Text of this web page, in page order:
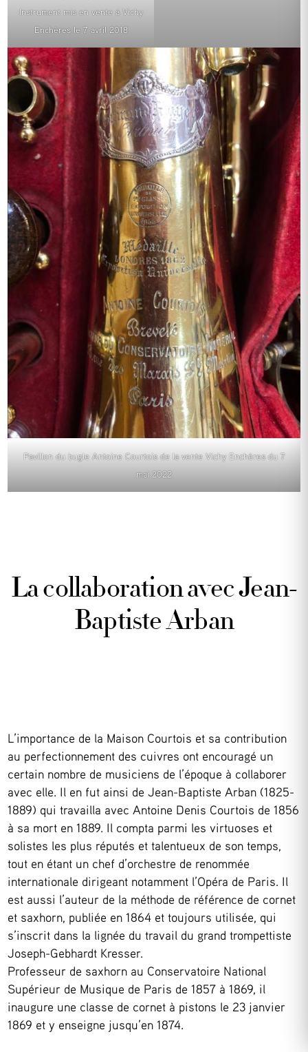
Instrument mis en vente à Vichy
Enchères le 7 avril 2018
Pavillon du bugle Antoine Courtois de la vente Vichy Enchères du 7
mai 2022
La collaboration avec Jean-
Baptiste Arban
L’importance de la Maison Courtois et sa contribution
au perfectionnement des cuivres ont encouragé un
certain nombre de musiciens de l’époque à collaborer
avec elle. Il en fut ainsi de Jean-Baptiste Arban (1825-
1889) qui travailla avec Antoine Denis Courtois de 1856
à sa mort en 1889. Il compta parmi les virtuoses et
solistes les plus réputés et talentueux de son temps,
tout en étant un chef d’orchestre de renommée
internationale dirigeant notamment l’Opéra de Paris. Il
est aussi l’auteur de la méthode de référence de cornet
et saxhorn, publiée en 1864 et toujours utilisée, qui
s’inscrit dans la lignée du travail du grand trompettiste
Joseph-Gebhardt Kresser.
Professeur de saxhorn au Conservatoire National
Supérieur de Musique de Paris de 1857 à 1869, il
inaugure une classe de cornet à pistons le 23 janvier
1869 et y enseigne jusqu’en 1874.